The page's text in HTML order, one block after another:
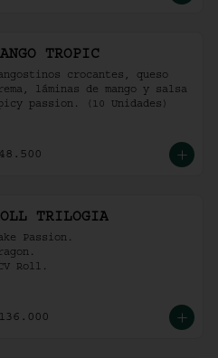
TROPIC
crocantes, queso
láminas de mango y salsa
passion. (10 Unidades)
TRILOGIA
Passion.
Roll.